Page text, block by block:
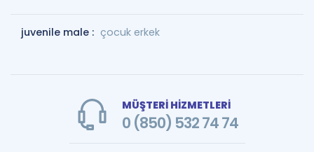
juvenile male : çocuk erkek
MÜŞTERİ HİZMETLERİ
0 (850) 532 74 74